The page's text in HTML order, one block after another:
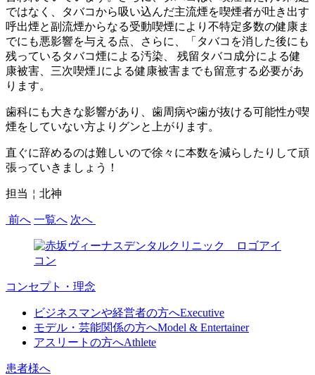
ではなく、タバコから吸い込んだ主流煙を喫煙者が吐き出す
呼出煙と副流煙からなる受動喫煙により不特定多数の健康ま
でにも悪影響を与える点、さらに、「タバコを消した後にも
残っているタバコ煙による汚染、 残留タバコ成分による健
康被害、三次喫煙｣による健康被害までも留意する必要があ
ります。
歯科にも大きな影響があり、歯周病や歯が抜ける可能性が喫
煙をしていない方よりグンと上がります。
直ぐに辞めるのは難しいので徐々に本数を減らしたりして頑
張っていきましょう！
担当￤北神
前へ 一覧へ 次へ
コンセプト・理念
ビジネスマンや経営者の方へExecutive
モデル・芸能関係の方へModel & Entertainer
アスリートの方へAthlete
患者様へ